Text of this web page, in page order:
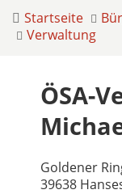
Startseite
Verwaltung
ÖSA-
Goldener
39638